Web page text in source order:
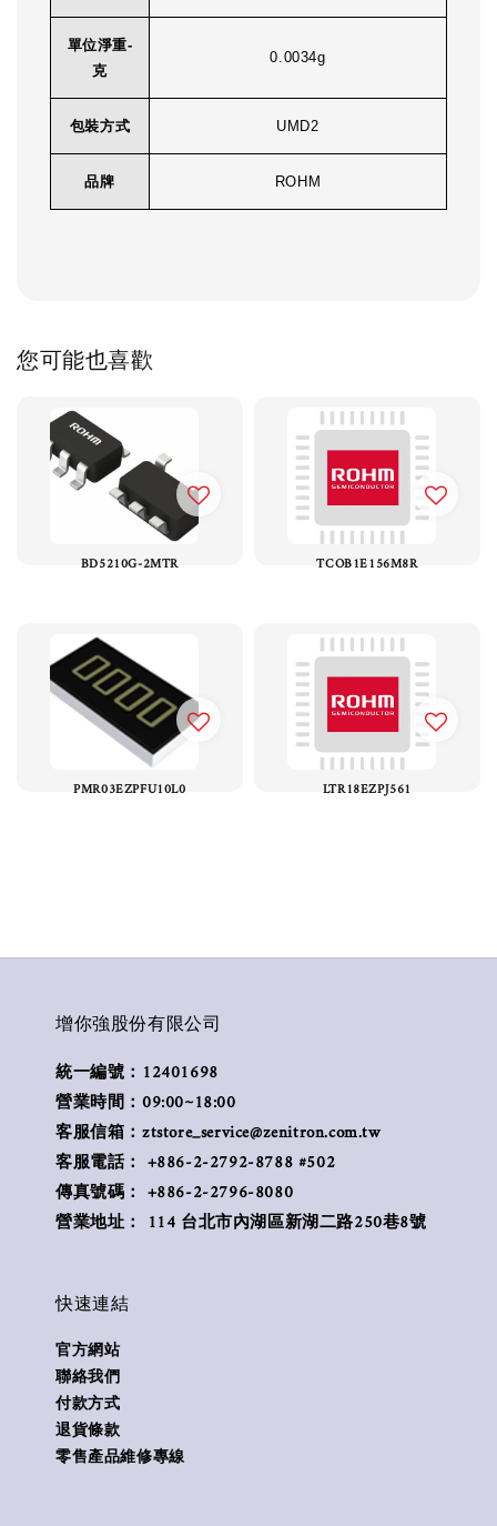
單位淨重-
克
0.0034g
包裝方式 UMD2
品牌 ROHM
您可能也喜歡
BD5210G-2MTR TCOB1E156M8R
PMR03EZPFU10L0 LTR18EZPJ561
增你強股份有限公司
統一編號：12401698
營業時間：09:00~18:00
客服信箱：ztstore_service@zenitron.com.tw
客服電話： +886-2-2792-8788 #502
傳真號碼： +886-2-2796-8080
營業地址： 114 台北市內湖區新湖二路250巷8號
快速連結
官方網站
聯絡我們
付款方式
退貨條款
零售產品維修專線